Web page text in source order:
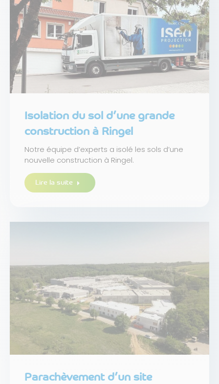
Isolation du sol d’une grande
construction à Ringel
Notre équipe d’experts a isolé les sols d’une
nouvelle construction à Ringel.
Lire la suite
Parachèvement d’un site